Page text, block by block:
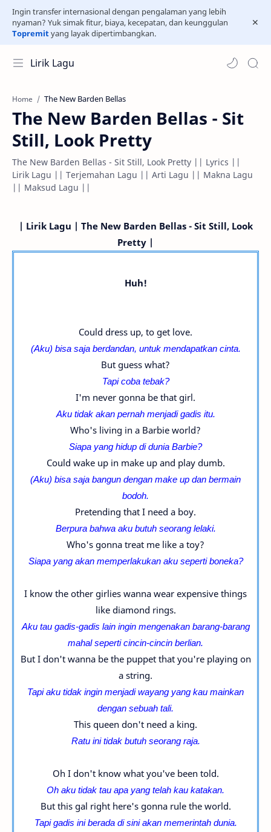
Ingin transfer internasional dengan pengalaman yang lebih
nyaman? Yuk simak fitur, biaya, kecepatan, dan keunggulan
Topremityang layak dipertimbangkan.
Lirik Lagu
Home The New Barden Bellas
The New Barden Bellas - Sit
Still, Look Pretty
The New Barden Bellas - Sit Still, Look Pretty || Lyrics ||
Lirik Lagu || Terjemahan Lagu || Arti Lagu || Makna Lagu
|| Maksud Lagu ||
| Lirik Lagu | The New Barden Bellas - Sit Still, Look
Pretty |
Huh!
Could dress up, to get love.
(Aku) bisa saja berdandan, untuk mendapatkan cinta.
But guess what?
Tapi coba tebak?
I'm never gonna be that girl.
Aku tidak akan pernah menjadi gadis itu.
Who's living in a Barbie world?
Siapa yang hidup di dunia Barbie?
Could wake up in make up and play dumb.
(Aku) bisa saja bangun dengan make up dan bermain
bodoh.
Pretending that I need a boy.
Berpura bahwa aku butuh seorang lelaki.
Who's gonna treat me like a toy?
Siapa yang akan memperlakukan aku seperti boneka?
I know the other girlies wanna wear expensive things
like diamond rings.
Aku tau gadis-gadis lain ingin mengenakan barang-barang
mahal seperti cincin-cincin berlian.
But I don't wanna be the puppet that you're playing on
a string.
Tapi aku tidak ingin menjadi wayang yang kau mainkan
dengan sebuah tali.
This queen don't need a king.
Ratu ini tidak butuh seorang raja.
Oh I don't know what you've been told.
Oh aku tidak tau apa yang telah kau katakan.
But this gal right here's gonna rule the world.
Tapi gadis ini berada di sini akan memerintah dunia.